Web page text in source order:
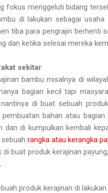
fokus menggeluti bidang
di lakukan sebagai
tiba para pengrajin berhenti
dan ketika selesai mereka
sekitar
bambu misalnya di
bagian kecil tapi
di buat sebuah
bahan atau
dan di kumpulkan kembali
rangka atau kerangka
di buat produk kerajinan
produk kerajinan di